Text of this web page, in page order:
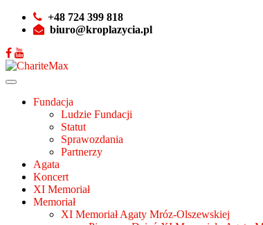
+48 724 399 818
biuro@kroplazycia.pl
Fundacja
Ludzie Fundacji
Statut
Sprawozdania
Partnerzy
Agata
Koncert
XI Memoriał
Memoriał
XI Memoriał Agaty Mróz-Olszewskiej